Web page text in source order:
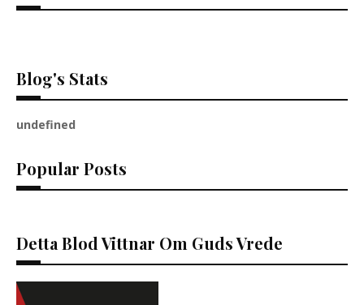
Blog's Stats
undefned
Popular Posts
Detta Blod Vittnar Om Guds Vrede